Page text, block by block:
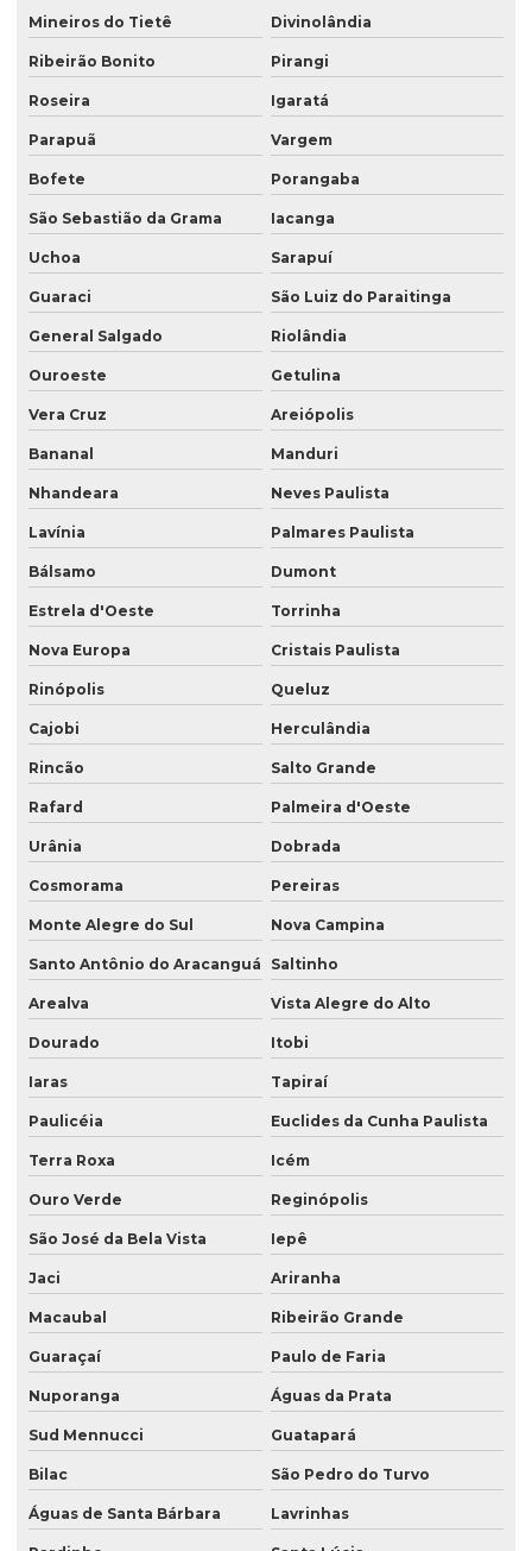
Mineiros do Tietê Divinolândia
Ribeirão Bonito Pirangi
Roseira Igaratá
Parapuã Vargem
Bofete Porangaba
São Sebastião da Grama Iacanga
Uchoa Sarapuí
Guaraci São Luiz do Paraitinga
General Salgado Riolândia
Ouroeste Getulina
Vera Cruz Areiópolis
Bananal Manduri
Nhandeara Neves Paulista
Lavínia Palmares Paulista
Bálsamo Dumont
Estrela d'Oeste Torrinha
Nova Europa Cristais Paulista
Rinópolis Queluz
Cajobi Herculândia
Rincão Salto Grande
Rafard Palmeira d'Oeste
Urânia Dobrada
Cosmorama Pereiras
Monte Alegre do Sul Nova Campina
Santo Antônio do Aracanguá Saltinho
Arealva Vista Alegre do Alto
Dourado Itobi
Iaras Tapiraí
Paulicéia Euclides da Cunha Paulista
Terra Roxa Icém
Ouro Verde Reginópolis
São José da Bela Vista Iepê
Jaci Ariranha
Macaubal Ribeirão Grande
Guaraçaí Paulo de Faria
Nuporanga Águas da Prata
Sud Mennucci Guatapará
Bilac São Pedro do Turvo
Águas de Santa Bárbara Lavrinhas